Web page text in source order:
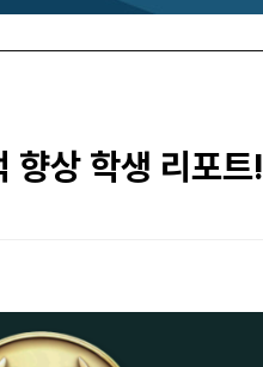
향상 학생 리포트!